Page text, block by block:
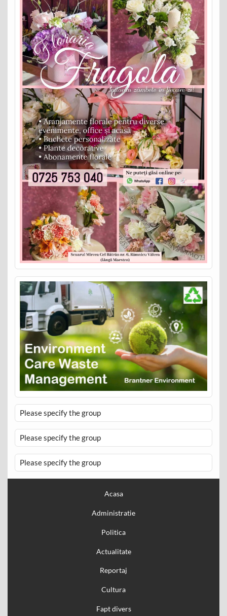
Please specify the group
Please specify the group
Please specify the group
Acasa
Administratie
Politica
Actualitate
Reportaj
Cultura
Fapt divers